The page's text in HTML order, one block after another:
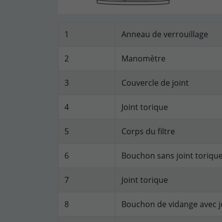
1 Anneau de verrouillage
2 Manomètre
3 Couvercle de joint
4 Joint torique
5 Corps du filtre
6 Bouchon sans joint
7 Joint torique
8 Bouchon de vidange avec